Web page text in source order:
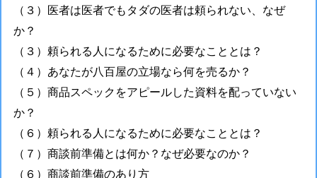
（３）医者は医者でもタダの医者は頼られない、なぜ
か？
（３）頼られる人になるために必要なこととは？
（４）あなたが八百屋の立場なら何を売るか？
（５）商品スペックをアピールした資料を配っていない
か？
（６）頼られる人になるために必要なこととは？
（７）商談前準備とは何か？なぜ必要なのか？
（６）商談前準備のあり方